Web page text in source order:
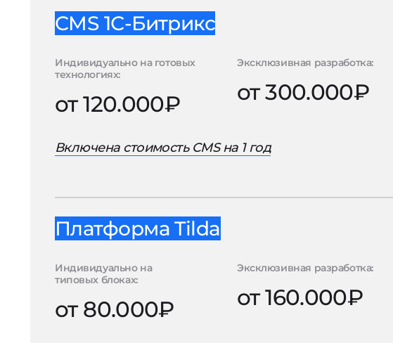
CMS 1С-Битрикс
Индивидуально на готовых
технологиях:
от 120.000₽
Эксклюзивная разработка:
от 300.000₽
Включена стоимость CMS на 1 год
Платформа Tilda
Индивидуально на
типовых блоках:
от 80.000₽
Эксклюзивная разработка:
от 160.000₽